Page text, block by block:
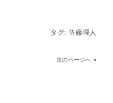
タグ:佐藤理人
次のページへ »